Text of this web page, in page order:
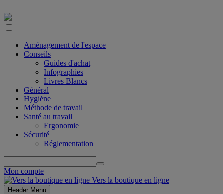
Aménagement de l'espace
Conseils
Guides d'achat
Infographies
Livres Blancs
Général
Hygiène
Méthode de travail
Santé au travail
Ergonomie
Sécurité
Réglementation
Mon compte
Vers la boutique en ligne
Header Menu